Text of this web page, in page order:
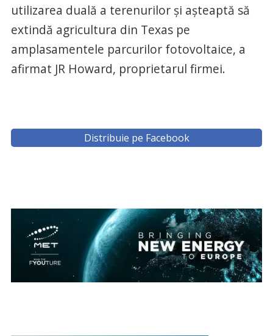
utilizarea duală a terenurilor și așteaptă să
extindă agricultura din Texas pe
amplasamentele parcurilor fotovoltaice, a
afirmat JR Howard, proprietarul firmei.
Distribuie pe Facebook